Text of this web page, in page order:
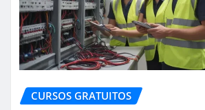
CURSOS GRATUITOS